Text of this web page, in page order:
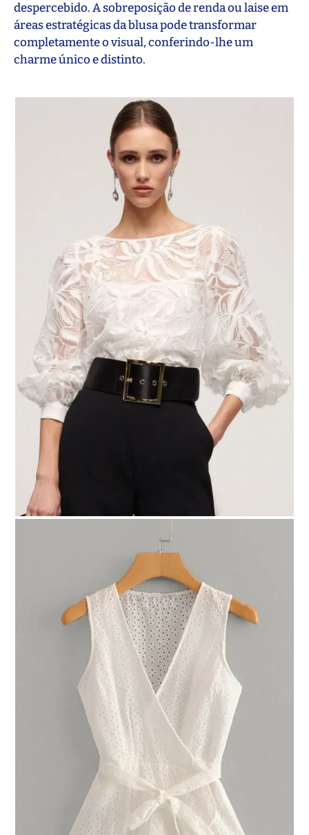
despercebido. A sobreposição de renda ou laise em
áreas estratégicas da blusa pode transformar
completamente o visual, conferindo-lhe um
charme único e distinto.